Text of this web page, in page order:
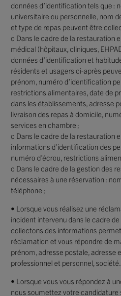
données d’identification tels que :
universitaire ou personnelle, nom
et type de repas peuvent être
o Dans le cadre de la restauration
médical (hôpitaux, cliniques,
données d’identification et
résidents et usagers ci-après
prénom, numéro d’identification
restrictions alimentaires, date de
dans les établissements, adresse
livraison des repas à domicile,
services en chambre ;
o Dans le cadre de la restauration
informations d’identification des
numéro d’écrou, restrictions
o Dans le cadre de la gestion des
nécessaires à une réservation :
téléphone ;
• Lorsque vous réalisez une
incident intervenu dans le cadre
collectons des informations
réclamation et vous répondre de
prénom, adresse postale, adresse
professionnel et personnel, société.
• Lorsque vous vous répondez à
nous soumettez votre candidature